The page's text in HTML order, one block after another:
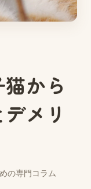
から
メリ
の専門コラム